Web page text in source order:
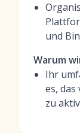
und
Warum
Ihr
es,
zu